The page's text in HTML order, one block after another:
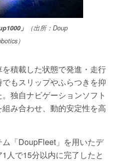
」
（出所：Doup
）
積載した状態で発進・走行
もスリップやふらつきを抑
独自ナビゲーションソフト
み合わせ、動的安定性を高
「DoupFleet」を用いたデ
人で15分以内に完了したと